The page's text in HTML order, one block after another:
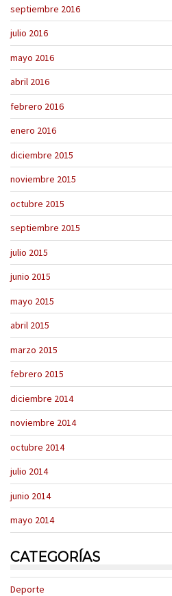
septiembre 2016
julio 2016
mayo 2016
abril 2016
febrero 2016
enero 2016
diciembre 2015
noviembre 2015
octubre 2015
septiembre 2015
julio 2015
junio 2015
mayo 2015
abril 2015
marzo 2015
febrero 2015
diciembre 2014
noviembre 2014
octubre 2014
julio 2014
junio 2014
mayo 2014
CATEGORÍAS
Deporte